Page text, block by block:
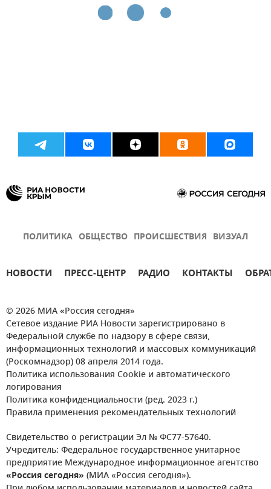
ПОЛИТИКА ОБЩЕСТВО ПРОИСШЕСТВИЯ ВИЗУАЛ
НОВОСТИ ПРЕСС-ЦЕНТР РАДИО КОНТАКТЫ
© 2026 МИА «Россия сегодня»
Сетевое издание РИА Новости зарегистрировано в
Федеральной службе по надзору в сфере связи,
информационных технологий и массовых коммуникаций
(Роскомнадзор) 08 апреля 2014 года.
Политика использования Cookie и автоматического
логирования
Политика конфиденциальности (ред. 2023 г.)
Правила применения рекомендательных технологий
Свидетельство о регистрации Эл № ФС77-57640.
Учредитель: Федеральное государственное унитарное
предприятие Международное информационное агентство
«Россия сегодня» (МИА «Россия сегодня»).